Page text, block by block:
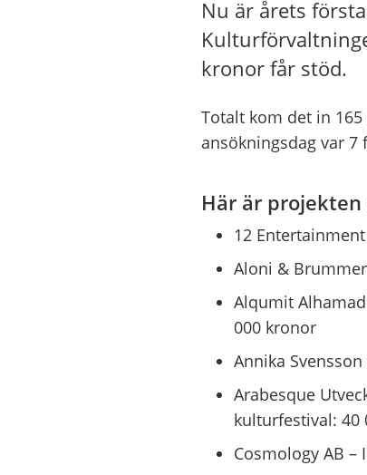
Nu är årets
kronor får stöd.
Totalt kom det in
ansökningsdag var 7
Här är
12
Aloni &
Alqumit
000 kronor
Annika
Arabesque
kulturfestival: 40
Cosmology AB